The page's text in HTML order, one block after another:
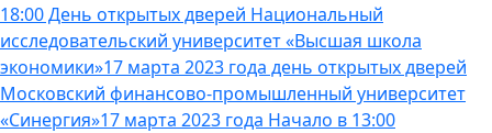
18:00 День открытых дверей Национальный
исследовательский университет «Высшая школа
экономики»17 марта 2023 года день открытых дверей
Московский финансово-промышленный университет
«Синергия»17 марта 2023 года Начало в 13:00